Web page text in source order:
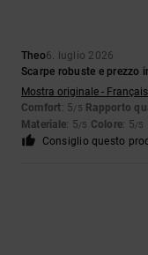
Theo6. luglio 2026
Scarpe robuste e prezzo
Mostra originale - Français
Comfort: 5/5 Rapporto
Materiale: 5/5 Colore: 5/5
Consiglio questo